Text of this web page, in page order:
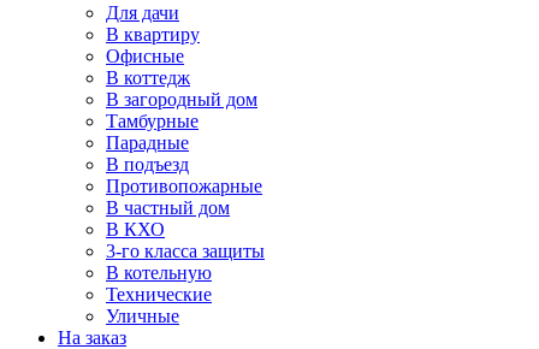
Для дачи
В квартиру
Офисные
В коттедж
В загородный дом
Тамбурные
Парадные
В подъезд
Противопожарные
В частный дом
В КХО
3-го класса защиты
В котельную
Технические
Уличные
На заказ